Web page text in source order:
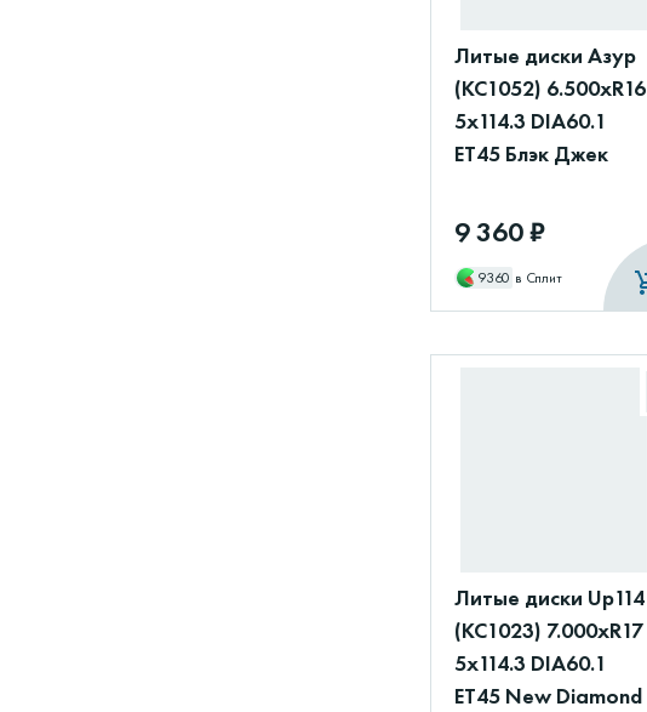
Литые диски Азур
(КС1052) 6.500xR16
5x114.3 DIA60.1
ET45 Блэк Джек
9 360 ₽
9360 в Сплит
Литые диски Up114
(КС1023) 7.000xR17
5x114.3 DIA60.1
ET45 New Diamond